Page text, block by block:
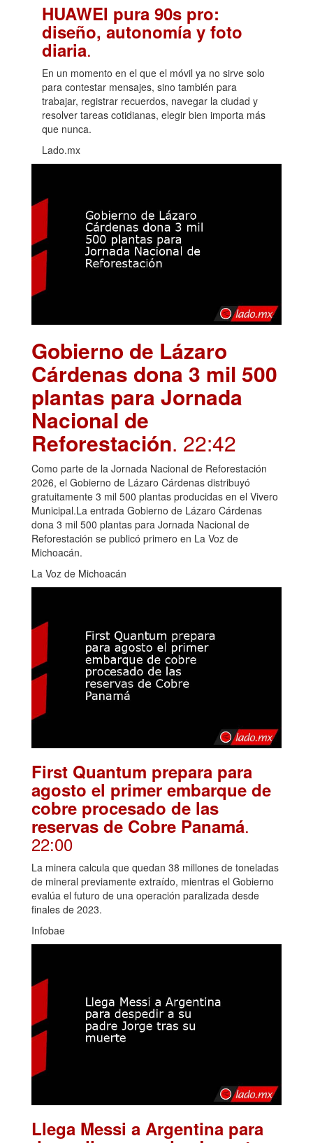
HUAWEI pura 90s pro:
diseño, autonomía y foto
diaria.
En un momento en el que el móvil ya no sirve solo
para contestar mensajes, sino también para
trabajar, registrar recuerdos, navegar la ciudad y
resolver tareas cotidianas, elegir bien importa más
que nunca.
Lado.mx
Gobierno de Lázaro
Cárdenas dona 3 mil 500
plantas para Jornada
Nacional de
Reforestación. 22:42
Como parte de la Jornada Nacional de Reforestación
2026, el Gobierno de Lázaro Cárdenas distribuyó
gratuitamente 3 mil 500 plantas producidas en el Vivero
Municipal.La entrada Gobierno de Lázaro Cárdenas
dona 3 mil 500 plantas para Jornada Nacional de
Reforestación se publicó primero en La Voz de
Michoacán.
La Voz de Michoacán
First Quantum prepara para
agosto el primer embarque de
cobre procesado de las
reservas de Cobre Panamá.
22:00
La minera calcula que quedan 38 millones de toneladas
de mineral previamente extraído, mientras el Gobierno
evalúa el futuro de una operación paralizada desde
finales de 2023.
Infobae
Llega Messi a Argentina para